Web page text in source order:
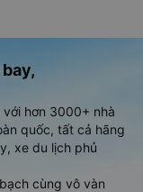
hơn 3000+ nhà
quốc, tất cả hãng
xe du lịch phủ
cùng vô vàn